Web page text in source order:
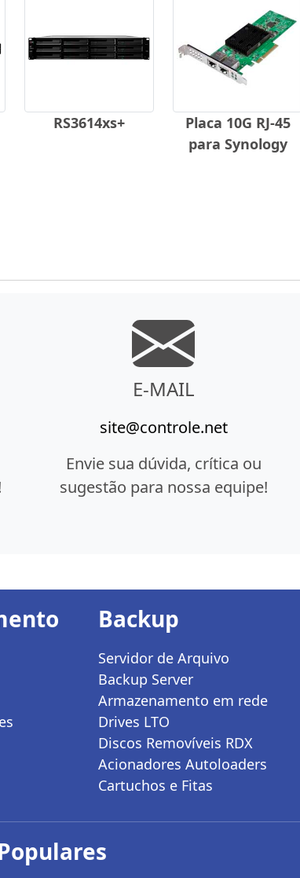
RS3614xs+
Placa 10G RJ-45
para Synology
E-MAIL
site@controle.net
Envie sua dúvida, crítica ou
sugestão para nossa equipe!
Backup
Servidor de Arquivo
Backup Server
Armazenamento em rede
Drives LTO
Discos Removíveis RDX
Acionadores Autoloaders
Cartuchos e Fitas